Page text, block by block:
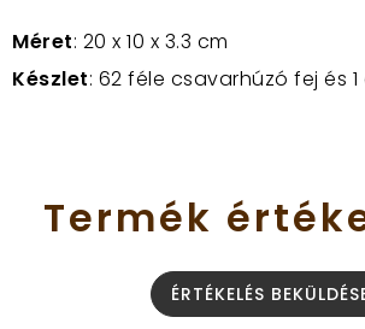
Méret: 20 x 10 x 3.3 cm
Készlet: 62 féle csavarhúzó fej és
Termék
ÉRTÉKELÉS